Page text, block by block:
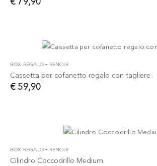
BOX REGALO - RENOIR
Cassetta per cofanetto regalo con tagliere
€ 59,90
BOX REGALO - RENOIR
Cilindro Coccodrillo Medium